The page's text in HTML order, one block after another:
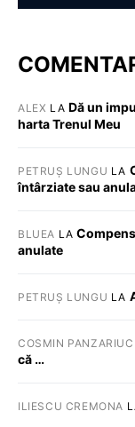
ALEX LA Dă un
harta Trenul Meu
PETRUȘ LUNGU LA
întârziate sau
BLUEA LA
anulate
PETRUȘ LUNGU LA
COSMIN PANZARIUC
că …
ILIESCU CREMONA